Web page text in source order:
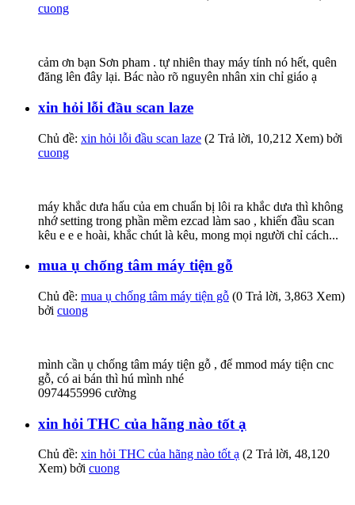
cuong
cảm ơn bạn Sơn pham . tự nhiên thay máy tính nó hết, quên
đăng lên đây lại. Bác nào rõ nguyên nhân xin chỉ giáo ạ
xin hỏi lỗi đầu scan laze
Chủ đề: xin hỏi lỗi đầu scan laze (2 Trả lời, 10,212 Xem) bởi
cuong
máy khắc dưa hấu của em chuẩn bị lôi ra khắc dưa thì không
nhớ setting trong phần mềm ezcad làm sao , khiến đầu scan
kêu e e e hoài, khắc chút là kêu, mong mọi người chỉ cách...
mua ụ chống tâm máy tiện gỗ
Chủ đề: mua ụ chống tâm máy tiện gỗ (0 Trả lời, 3,863 Xem)
bởi cuong
mình cần ụ chống tâm máy tiện gỗ , để mmod máy tiện cnc
gỗ, có ai bán thì hú mình nhé
0974455996 cường
xin hỏi THC của hãng nào tốt ạ
Chủ đề: xin hỏi THC của hãng nào tốt ạ (2 Trả lời, 48,120
Xem) bởi cuong